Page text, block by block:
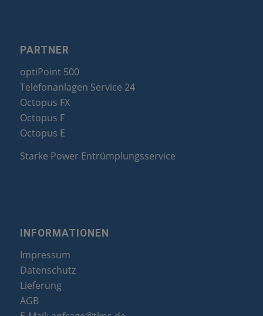
PARTNER
optiPoint 500
Telefonanlagen Service 24
Octopus FX
Octopus F
Octopus E
Starke Power Entrümplungsservice
INFORMATIONEN
Impressum
Datenschutz
Lieferung
AGB